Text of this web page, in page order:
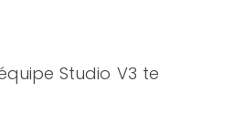
Studio V3 te